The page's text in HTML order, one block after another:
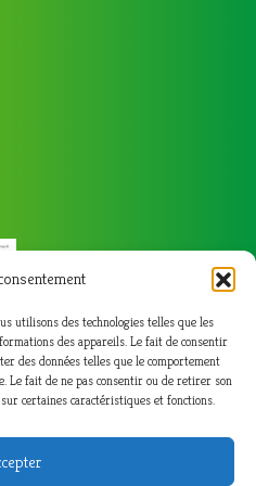
utilisons des technologies telles que les
des appareils. Le fait de consentir
des données telles que le comportement
Le fait de ne pas consentir ou de retirer son
certaines caractéristiques et fonctions.